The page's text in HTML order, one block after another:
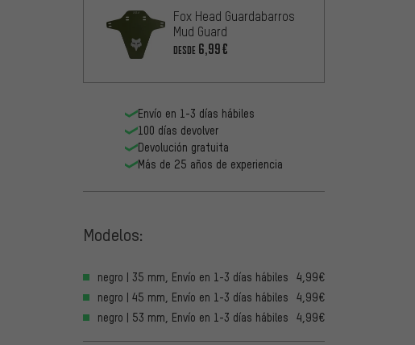
Fox Head Guardabarros
Mud Guard
DESDE 6,99€
Envío en 1-3 días hábiles
100 días devolver
Devolución gratuita
Más de 25 años de experiencia
Modelos:
negro | 35 mm, Envío en 1-3 días hábiles
4,99€
negro | 45 mm, Envío en 1-3 días hábiles
4,99€
negro | 53 mm, Envío en 1-3 días hábiles
4,99€